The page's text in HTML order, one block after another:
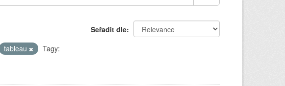
Seřadit dle
tableau
Tagy: